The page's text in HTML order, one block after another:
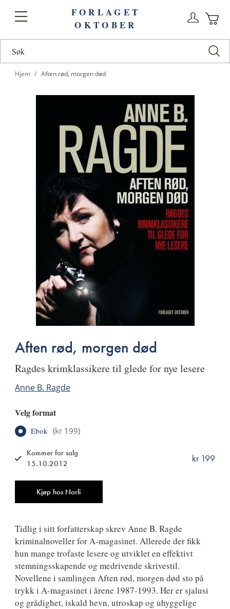
Toggle
FORLAGET
OKTOBER
Hjem Aften rød, morgen død
Aften rød, morgen død
Ragdes krimklassikere til glede for nye lesere
Anne B. Ragde
Velg format
Ebok (kr 199)
Kjøp hos Norli
kr 199
Kommer for salg
15.10.2012
Tidlig i sitt forfatterskap skrev Anne B. Ragde
kriminalnoveller for A-magasinet. Allerede der fikk
hun mange trofaste lesere og utviklet en effektivt
stemningsskapende og medrivende skrivestil.
Novellene i samlingen Aften rød, morgen død sto på
trykk i A-magasinet i årene 1987-1993. Her er sjalusi
og grådighet, iskald hevn, utroskap og uhyggelige